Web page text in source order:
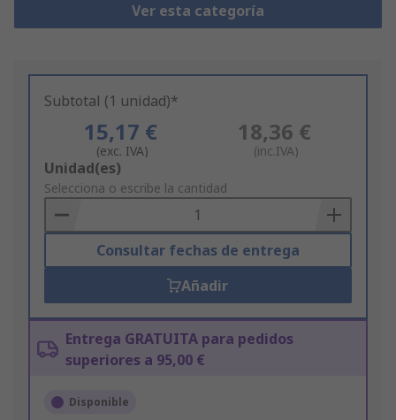
Ver esta categoría
Subtotal (1 unidad)*
15,17 €
(exc. IVA)
18,36 €
(inc.IVA)
Add
to
Basket
Unidad(es)
Selecciona o escribe la cantidad
Consultar fechas de entrega
Añadir
Entrega GRATUITA para pedidos
superiores a 95,00 €
Disponible